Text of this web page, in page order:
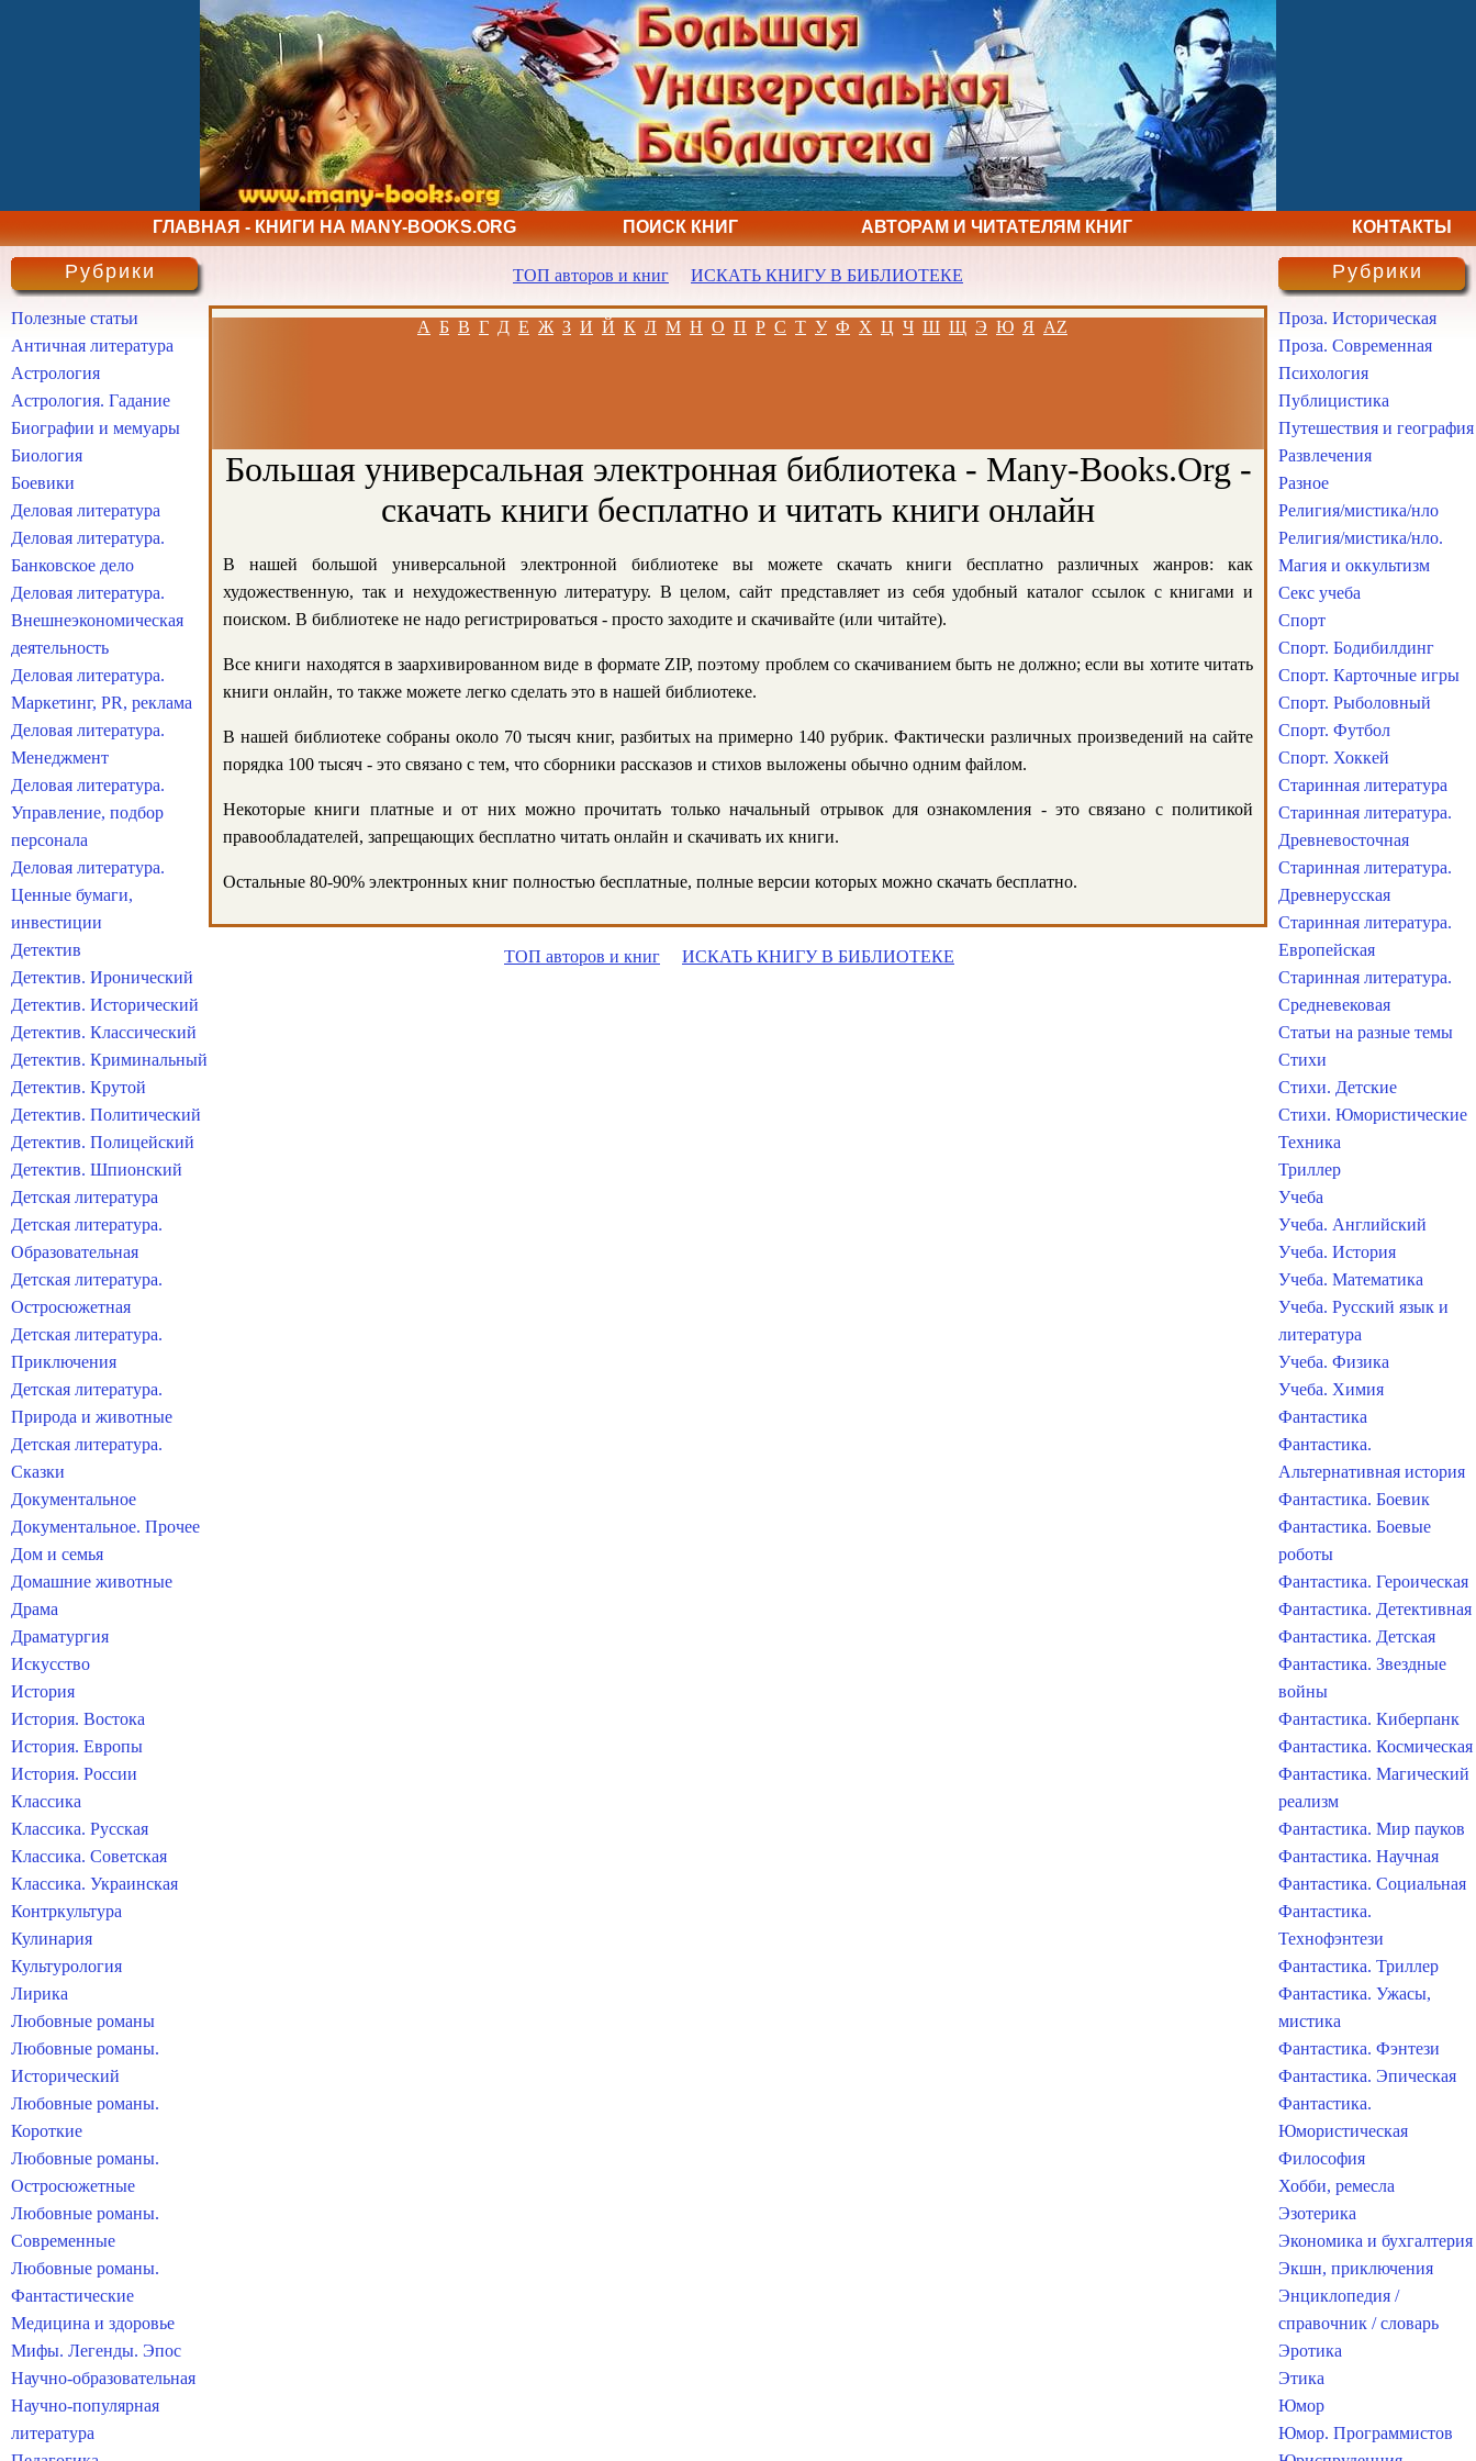
ГЛАВНАЯ - КНИГИ НА MANY-BOOKS.ORG ПОИСК КНИГ АВТОРАМ И ЧИТАТЕЛЯМ КНИГ КОНТАКТЫ
ТОП авторов и книг ИСКАТЬ КНИГУ В БИБЛИОТЕКЕ
А Б В Г Д Е Ж З И Й К Л М Н О П Р С Т У Ф Х Ц Ч Ш Щ Э Ю Я AZ
Большая универсальная электронная библиотека - Many-Books.Org -
скачать книги бесплатно и читать книги онлайн
В нашей большой универсальной электронной библиотеке вы можете скачать книги бесплатно различных жанров: как
художественную, так и нехудожественную литературу. В целом, сайт представляет из себя удобный каталог ссылок с книгами и
поиском. В библиотеке не надо регистрироваться - просто заходите и скачивайте (или читайте).
Все книги находятся в заархивированном виде в формате ZIP, поэтому проблем со скачиванием быть не должно; если вы хотите читать
книги онлайн, то также можете легко сделать это в нашей библиотеке.
В нашей библиотеке собраны около 70 тысяч книг, разбитых на примерно 140 рубрик. Фактически различных произведений на сайте
порядка 100 тысяч - это связано с тем, что сборники рассказов и стихов выложены обычно одним файлом.
Некоторые книги платные и от них можно прочитать только начальный отрывок для ознакомления - это связано с политикой
правообладателей, запрещающих бесплатно читать онлайн и скачивать их книги.
Остальные 80-90% электронных книг полностью бесплатные, полные версии которых можно скачать бесплатно.
ТОП авторов и книг ИСКАТЬ КНИГУ В БИБЛИОТЕКЕ
Рубрики
Полезные статьи
Античная литература
Астрология
Астрология. Гадание
Биографии и мемуары
Биология
Боевики
Деловая литература
Деловая литература.
Банковское дело
Деловая литература.
Внешнеэкономическая
деятельность
Деловая литература.
Маркетинг, PR, реклама
Деловая литература.
Менеджмент
Деловая литература.
Управление, подбор
персонала
Деловая литература.
Ценные бумаги,
инвестиции
Детектив
Детектив. Иронический
Детектив. Исторический
Детектив. Классический
Детектив. Криминальный
Детектив. Крутой
Детектив. Политический
Детектив. Полицейский
Детектив. Шпионский
Детская литература
Детская литература.
Образовательная
Детская литература.
Остросюжетная
Детская литература.
Приключения
Детская литература.
Природа и животные
Детская литература.
Сказки
Документальное
Документальное. Прочее
Дом и семья
Домашние животные
Драма
Драматургия
Искусство
История
История. Востока
История. Европы
История. России
Классика
Классика. Русская
Классика. Советская
Классика. Украинская
Контркультура
Кулинария
Культурология
Лирика
Любовные романы
Любовные романы.
Исторический
Любовные романы.
Короткие
Любовные романы.
Остросюжетные
Любовные романы.
Современные
Любовные романы.
Фантастические
Медицина и здоровье
Мифы. Легенды. Эпос
Научно-образовательная
Научно-популярная
литература
Рубрики
Проза. Историческая
Проза. Современная
Психология
Публицистика
Путешествия и география
Развлечения
Разное
Религия/мистика/нло
Религия/мистика/нло.
Магия и оккультизм
Секс учеба
Спорт
Спорт. Бодибилдинг
Спорт. Карточные игры
Спорт. Рыболовный
Спорт. Футбол
Спорт. Хоккей
Старинная литература
Старинная литература.
Древневосточная
Старинная литература.
Древнерусская
Старинная литература.
Европейская
Старинная литература.
Средневековая
Статьи на разные темы
Стихи
Стихи. Детские
Стихи. Юмористические
Техника
Триллер
Учеба
Учеба. Английский
Учеба. История
Учеба. Математика
Учеба. Русский язык и
литература
Учеба. Физика
Учеба. Химия
Фантастика
Фантастика.
Альтернативная история
Фантастика. Боевик
Фантастика. Боевые
роботы
Фантастика. Героическая
Фантастика. Детективная
Фантастика. Детская
Фантастика. Звездные
войны
Фантастика. Киберпанк
Фантастика. Космическая
Фантастика. Магический
реализм
Фантастика. Мир пауков
Фантастика. Научная
Фантастика. Социальная
Фантастика.
Технофэнтези
Фантастика. Триллер
Фантастика. Ужасы,
мистика
Фантастика. Фэнтези
Фантастика. Эпическая
Фантастика.
Юмористическая
Философия
Хобби, ремесла
Эзотерика
Экономика и бухгалтерия
Экшн, приключения
Энциклопедия /
справочник / словарь
Эротика
Этика
Юмор
Юмор. Программистов